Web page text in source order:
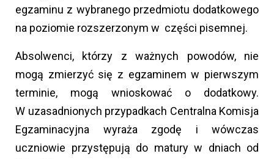
egzaminu z wybranego przedmiotu dodatkowego
na poziomie rozszerzonym w części pisemnej.
Absolwenci, którzy z ważnych powodów, nie
mogą zmierzyć się z egzaminem w pierwszym
terminie, mogą wnioskować o dodatkowy.
W uzasadnionych przypadkach Centralna Komisja
Egzaminacyjna wyraża zgodę i wówczas
uczniowie przystępują do matury w dniach od